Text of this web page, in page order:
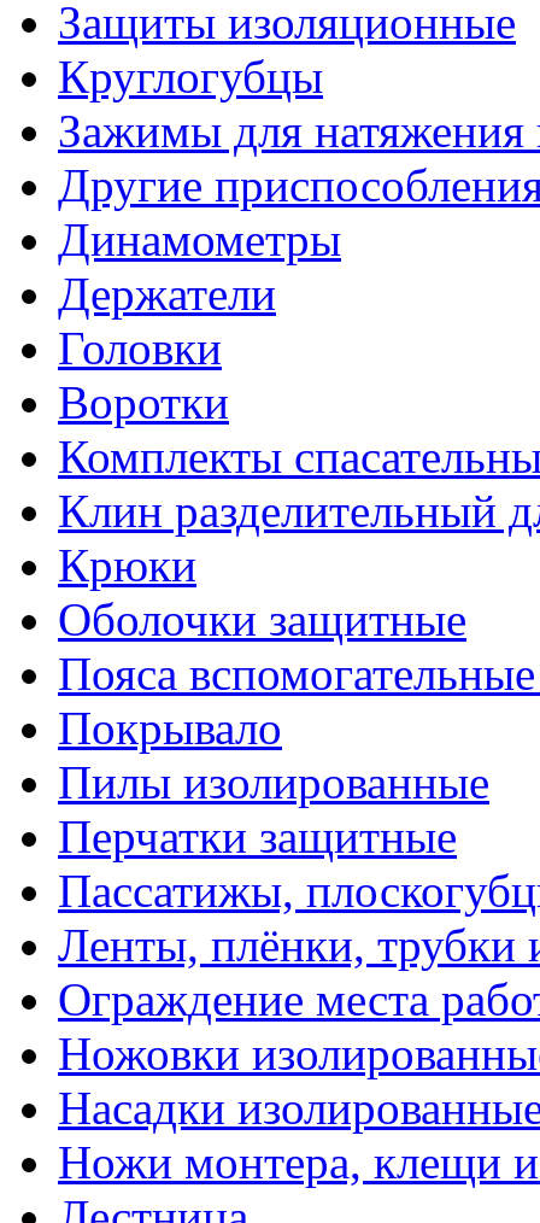
Защиты изоляционные
Круглогубцы
Зажимы для натяжения
Другие
Динамометры
Держатели
Головки
Воротки
Комплекты
Клин разделительный
Крюки
Оболочки защитные
Пояса
Покрывало
Пилы изолированные
Перчатки защитные
Пассатижы,
Ленты, плёнки, трубки
Ограждение места
Ножовки
Насадки
Ножи монтера, клещи